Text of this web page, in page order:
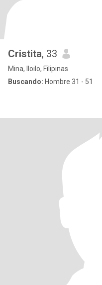
Cristita, 33
Mina, Iloilo, Filipinas
Buscando: Hombre 31 - 51